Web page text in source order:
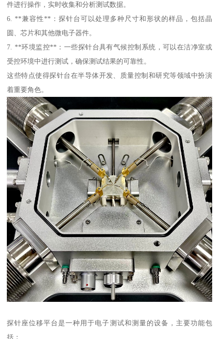
件进行操作，实时收集和分析测试数据。
6. **兼容性**：探针台可以处理多种尺寸和形状的样品，包括晶
圆、芯片和其他微电子器件。
7. **环境监控**：一些探针台具有气候控制系统，可以在洁净室或
受控环境中进行测试，确保测试结果的可靠性。
这些特点使得探针台在半导体开发、质量控制和研究等领域中扮演
着重要角色。
探针座位移平台是一种用于电子测试和测量的设备，主要功能包
括：